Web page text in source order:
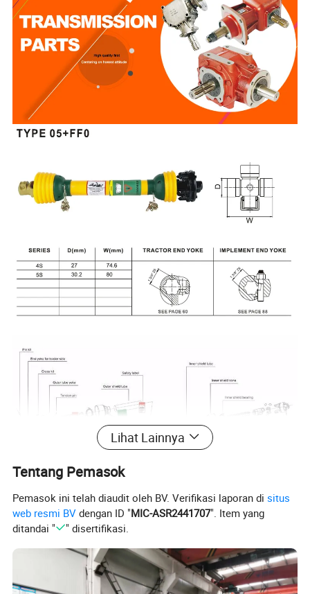
Lihat Lainnya
Tentang Pemasok
Pemasok ini telah diaudit oleh BV. Verifikasi laporan disitus
web resmi BV dengan ID "MIC-ASR2441707". Item yang
ditandai "
" disertifikasi.